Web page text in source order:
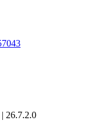
| 26.7.2.0